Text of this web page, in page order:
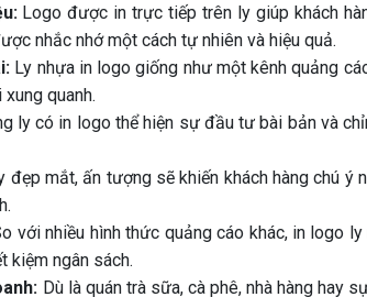
Logo được in trực tiếp trên ly giúp khách
nhắc nhớ một cách tự nhiên và hiệu quả.
Ly nhựa in logo giống như một kênh quảng
quanh.
ly có in logo thể hiện sự đầu tư bài bản và
đẹp mắt, ấn tượng sẽ khiến khách hàng chú
với nhiều hình thức quảng cáo khác, in logo
kiệm ngân sách.
Dù là quán trà sữa, cà phê, nhà hàng hay